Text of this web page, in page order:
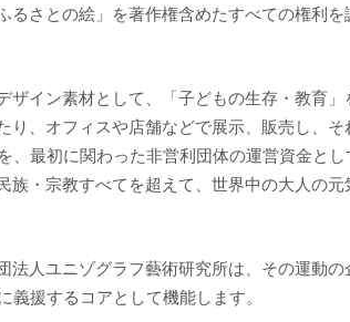
るさとの絵」を著作権含めたすべての権利
ザイン素材として、「子どもの生存・教育
り、オフィスや店舗などで展示、販売し、
、最初に関わった非営利団体の運営資金と
族・宗教すべてを超えて、世界中の大人の
法人ユニゾグラフ藝術研究所は、その運動
義援するコアとして機能します。